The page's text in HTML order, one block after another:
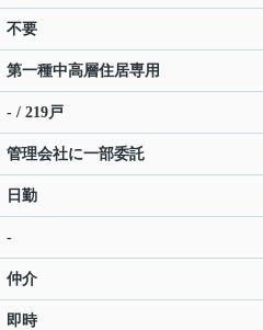
不要
第一種中高層住居専用
- / 219戸
管理会社に一部委託
日勤
-
仲介
即時